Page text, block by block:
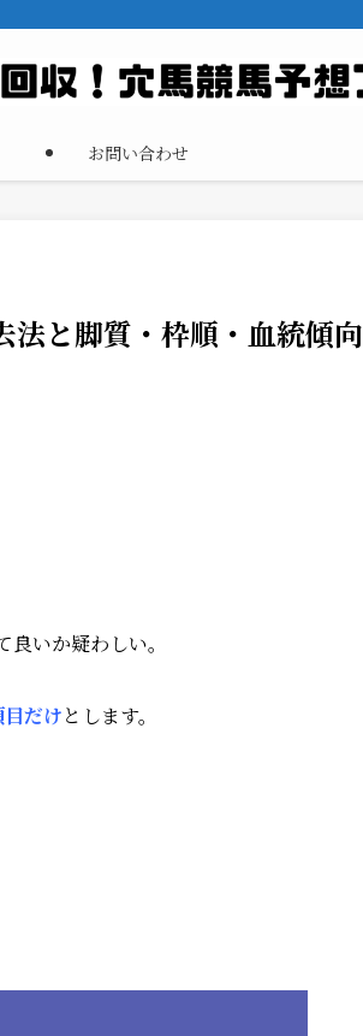
お問い合わせ
と脚質・枠順・血統傾向
いか疑わしい。
だけとします。